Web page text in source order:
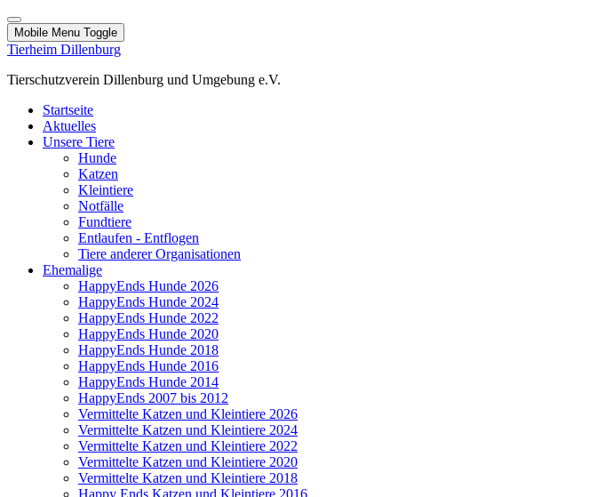
Mobile Menu Toggle
Tierheim Dillenburg
Tierschutzverein Dillenburg und Umgebung e.V.
Startseite
Aktuelles
Unsere Tiere
Hunde
Katzen
Kleintiere
Notfälle
Fundtiere
Entlaufen - Entflogen
Tiere anderer Organisationen
Ehemalige
HappyEnds Hunde 2026
HappyEnds Hunde 2024
HappyEnds Hunde 2022
HappyEnds Hunde 2020
HappyEnds Hunde 2018
HappyEnds Hunde 2016
HappyEnds Hunde 2014
HappyEnds 2007 bis 2012
Vermittelte Katzen und Kleintiere 2026
Vermittelte Katzen und Kleintiere 2024
Vermittelte Katzen und Kleintiere 2022
Vermittelte Katzen und Kleintiere 2020
Vermittelte Katzen und Kleintiere 2018
Happy Ends Katzen und Kleintiere 2016